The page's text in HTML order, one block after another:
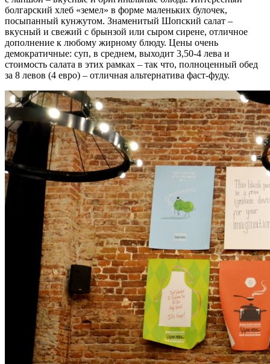
болгарский хлеб «земел» в форме маленьких булочек,
посыпанный кунжутом. Знаменитый Шопский салат –
вкусный и свежий с брынзой или сыром сирене, отличное
дополнение к любому жирному блюду. Цены очень
демократичные: суп, в среднем, выходит 3,50-4 лева и
стоимость салата в этих рамках – так что, полноценный обед
за 8 левов (4 евро) – отличная альтернатива фаст-фуду.